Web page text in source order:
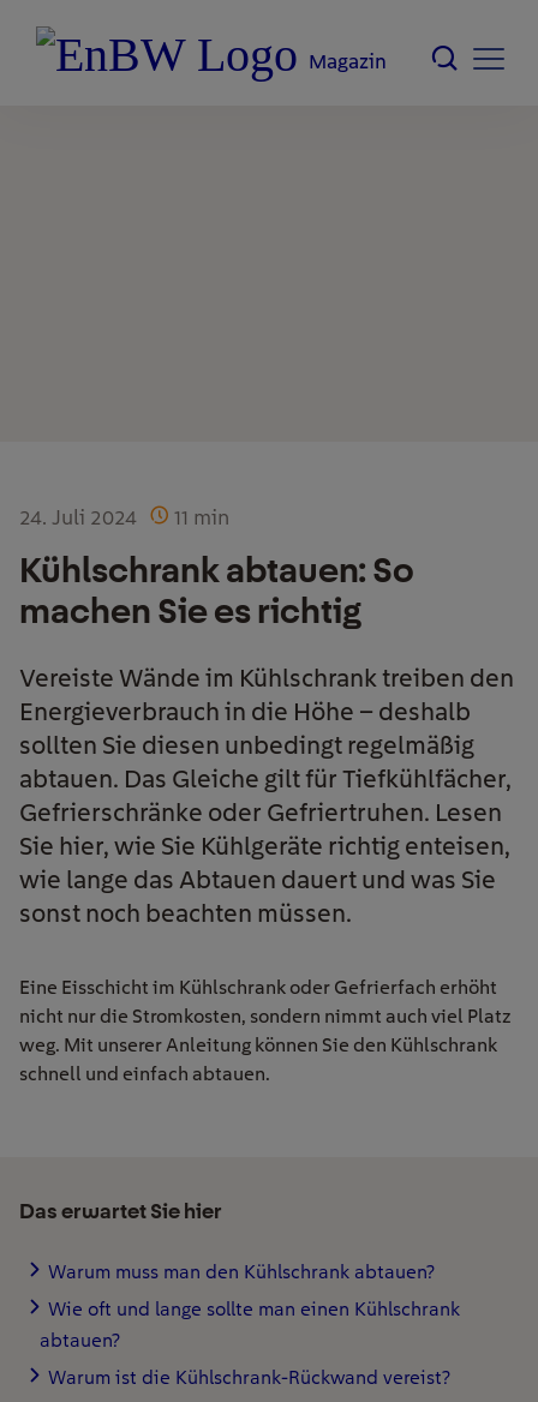
Magazin
24. Juli 2024 11 min
Kühlschrank abtauen: So
machen Sie es richtig
Vereiste Wände im Kühlschrank treiben den
Energieverbrauch in die Höhe – deshalb
sollten Sie diesen unbedingt regelmäßig
abtauen. Das Gleiche gilt für Tiefkühlfächer,
Gefrierschränke oder Gefriertruhen. Lesen
Sie hier, wie Sie Kühlgeräte richtig enteisen,
wie lange das Abtauen dauert und was Sie
sonst noch beachten müssen.
Eine Eisschicht im Kühlschrank oder Gefrierfach erhöht
nicht nur die Stromkosten, sondern nimmt auch viel Platz
weg. Mit unserer Anleitung können Sie den Kühlschrank
schnell und einfach abtauen.
Das erwartet Sie hier
Warum muss man den Kühlschrank abtauen?
Wie oft und lange sollte man einen Kühlschrank
abtauen?
Warum ist die Kühlschrank-Rückwand vereist?